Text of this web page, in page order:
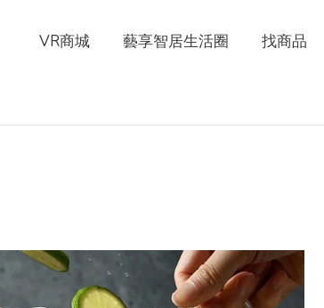
VR商城 藝享智居生活圈 找商品